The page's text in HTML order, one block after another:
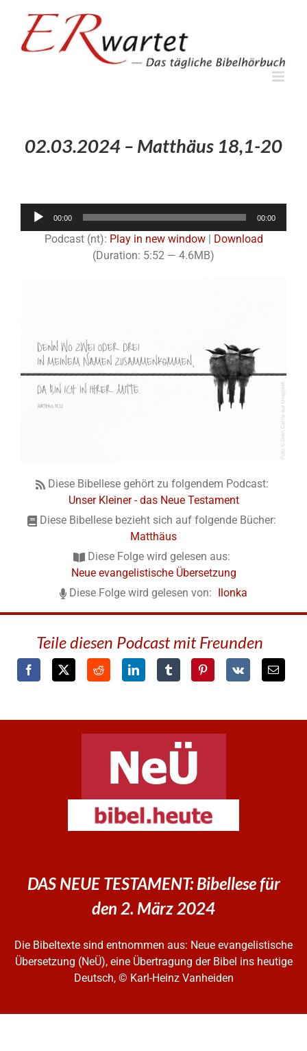
springen
02.03.2024 – Matthäus 18,1-20
00:00 00:00
Podcast (nt): Play in new window| Download
(Duration: 5:52 — 4.6MB)
Diese Bibellese gehört zu folgendem Podcast:
Unser Kleiner - das Neue Testament
Diese Bibellese bezieht sich auf folgende Bücher:
Matthäus
Diese Folge wird gelesen aus:
Neue evangelistische Übersetzung
Diese Folge wird gelesen von: Ilonka
Teile diesen Podcast mit Freunden
DAS NEUE TESTAMENT: Bibellese für
den 2. März 2024
Die Bibeltexte sind entnommen aus: Neue evangelistische
Übersetzung (NeÜ), eine Übertragung der Bibel ins heutige
Deutsch, © Karl-Heinz Vanheiden